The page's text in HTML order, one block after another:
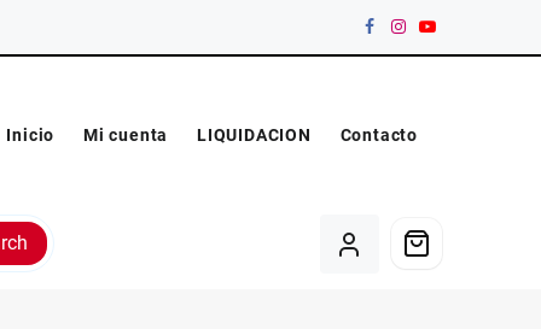
Inicio Mi cuenta LIQUIDACION Contacto